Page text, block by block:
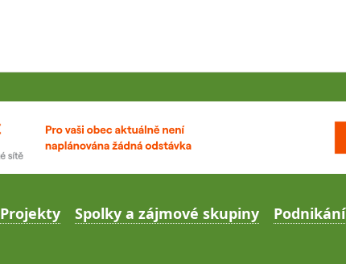
Projekty Spolky a zájmové skupiny Podnikání